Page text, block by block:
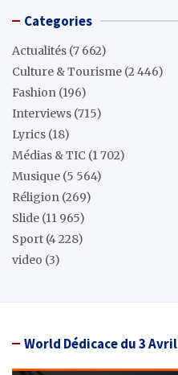
Categories
Actualités (7 662)
Culture & Tourisme (2 446)
Fashion (196)
Interviews (715)
Lyrics (18)
Médias & TIC (1 702)
Musique (5 564)
Réligion (269)
Slide (11 965)
Sport (4 228)
video (3)
World Dédicace du 3 Avril